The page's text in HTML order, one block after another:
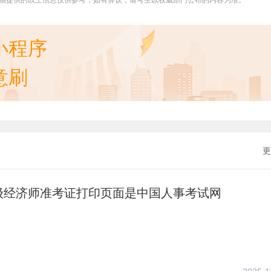
程序
刷
经济师准考证打印页面是中国人事考试网